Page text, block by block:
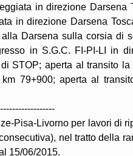
in direzione
in direzione Darsena
Darsena sulla corsia di
in S.G.C. FI-PI-LI in
STOP; aperta al transito
79+900; aperta al
Pisa-Livorno per lavori di
nel tratto della
15/06/2015.